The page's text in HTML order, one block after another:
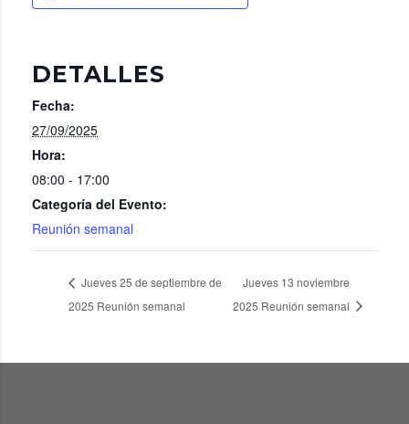
DETALLES
Fecha:
27/09/2025
Hora:
08:00 - 17:00
Categoría del Evento:
Reunión semanal
Jueves 25 de septiembre de
2025 Reunión semanal
Jueves 13 noviembre
2025 Reunión semanal